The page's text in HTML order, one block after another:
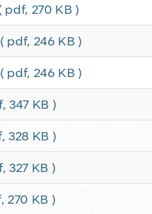
pdf, 270 KB )
( pdf, 246 KB )
( pdf, 246 KB )
347 KB )
328 KB )
327 KB )
270 KB )